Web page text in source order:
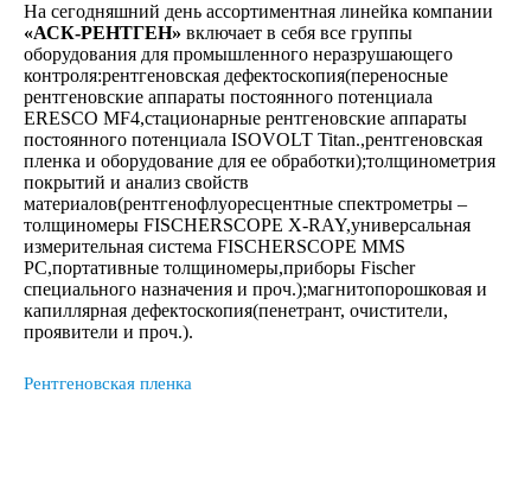
На сегодняшний день ассортиментная линейка компании
«АСК-РЕНТГЕН» включает в себя все группы
оборудования для промышленного неразрушающего
контроля:рентгеновская дефектоскопия(переносные
рентгеновские аппараты постоянного потенциала
ERESCO MF4,стационарные рентгеновские аппараты
постоянного потенциала ISOVOLT Titan.,рентгеновская
пленка и оборудование для ее обработки);толщинометрия
покрытий и анализ свойств
материалов(рентгенофлуоресцентные спектрометры –
толщиномеры FISCHERSCOPE X-RAY,универсальная
измерительная система FISCHERSCOPE MMS
PC,портативные толщиномеры,приборы Fischer
специального назначения и проч.);магнитопорошковая и
капиллярная дефектоскопия(пенетрант, очистители,
проявители и проч.).
Рентгеновская пленка